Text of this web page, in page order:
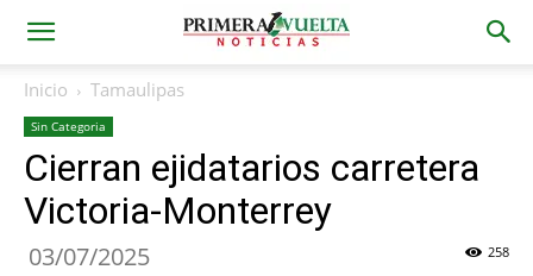
Inicio Tamaulipas
Sin Categoria
Cierran ejidatarios carretera
Victoria-Monterrey
03/07/2025 258